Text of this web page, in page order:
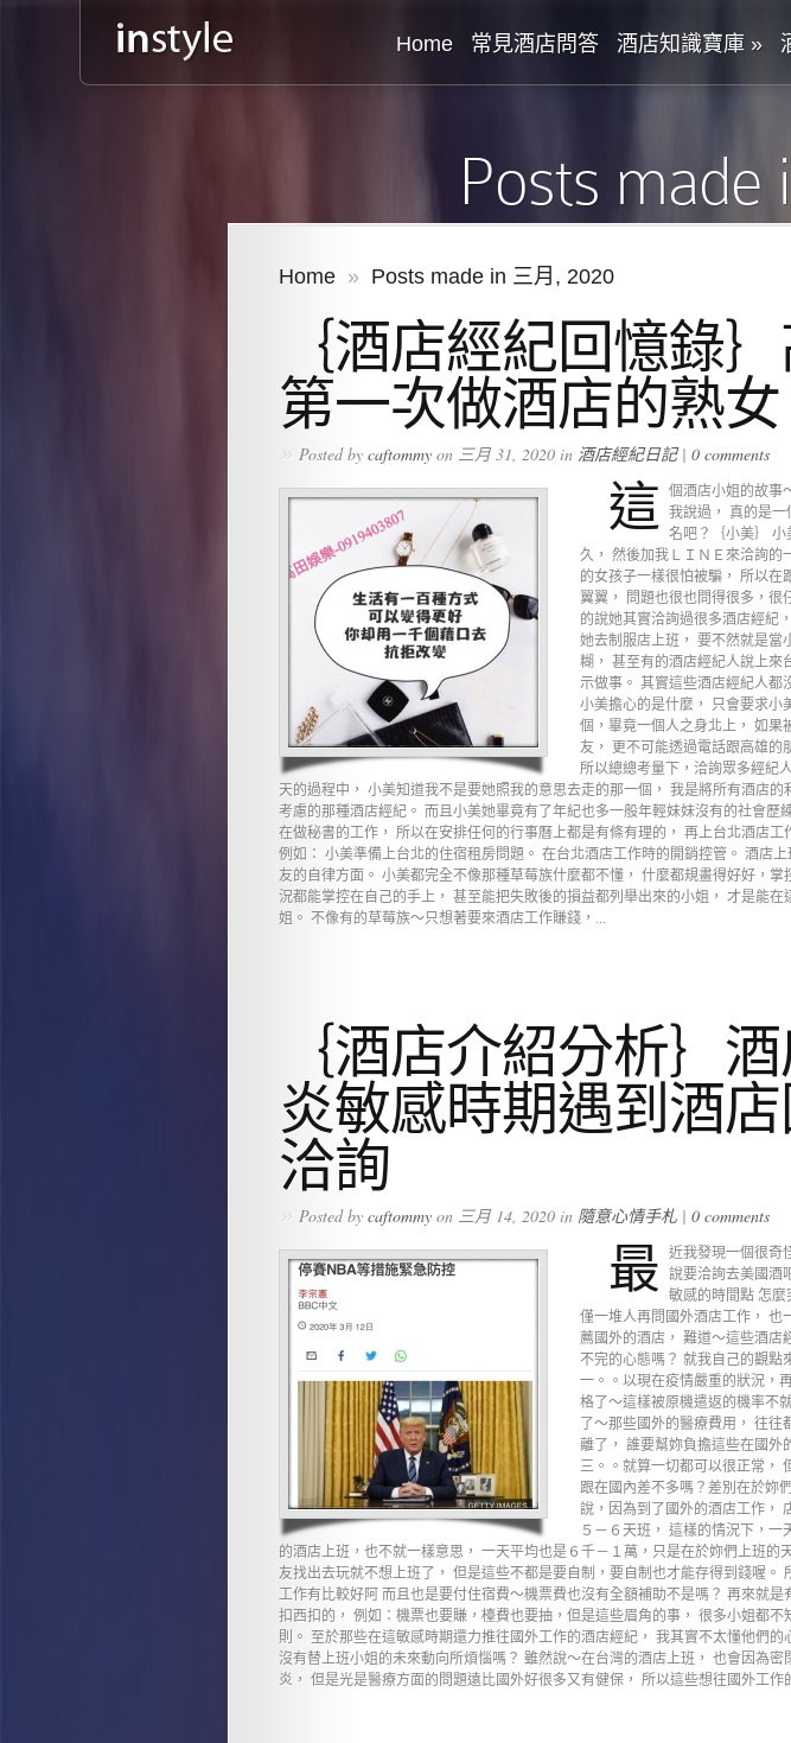
Home 常見酒店問答 酒店知識寶庫»
Posts
Home » Posts made in 三月, 2020
｛酒店經紀回憶錄
第一次做酒店的熟女
» Posted by caftommy on 三月 31, 2020 in 酒店經紀日記| 0 comments
這
個酒店小姐的故事
我說過， 真的是
名吧？｛小美｝
久， 然後加我ＬＩＮＥ來洽詢的
的女孩子一樣很怕被騙， 所以
翼翼， 問題也很也問得很多，很
的說她其實洽詢過很多酒店經紀
她去制服店上班， 要不然就是當
糊， 甚至有的酒店經紀人說上來
示做事。 其實這些酒店經紀人都
小美擔心的是什麼， 只會要求小
個，畢竟一個人之身北上， 如果
友， 更不可能透過電話跟高雄的
所以總總考量下，洽詢眾多經紀
天的過程中， 小美知道我不是要她照我的意思去走的那一個， 我是將所有酒店
考慮的那種酒店經紀。 而且小美她畢竟有了年紀也多一般年輕妹妹沒有的社會歷
在做秘書的工作， 所以在安排任何的行事曆上都是有條有理的， 再上台北酒店工
例如： 小美準備上台北的住宿租房問題。 在台北酒店工作時的開銷控管。 酒店
友的自律方面。 小美都完全不像那種草莓族什麼都不懂， 什麼都規畫得好好，
況都能掌控在自己的手上， 甚至能把失敗後的損益都列舉出來的小姐， 才是能
姐。 不像有的草莓族～只想著要來酒店工作賺錢，...
｛酒店介紹分析｝
炎敏感時期遇到酒
洽詢
» Posted by caftommy on 三月 14, 2020 in 隨意心情手札 | 0 comments
最
近我發現一個很奇
說要洽詢去美國酒
敏感的時間點 怎
僅一堆人再問國外酒店工作， 也
薦國外的酒店， 難道～這些酒店
不完的心態嗎？ 就我自己的觀點
一。。以現在疫情嚴重的狀況，
格了～這樣被原機遣返的機率不
了～那些國外的醫療費用， 往
離了， 誰要幫妳負擔這些在國外
三。。就算一切都可以很正常，
跟在國內差不多嗎？差別在於妳
說，因為到了國外的酒店工作，
５－６天班， 這樣的情況下，
的酒店上班，也不就一樣意思， 一天平均也是６千－１萬，只是在於妳們上班的
友找出去玩就不想上班了， 但是這些不都是要自制，要自制也才能存得到錢喔。
工作有比較好阿 而且也是要付住宿費～機票費也沒有全額補助不是嗎？ 再來就是
扣西扣的， 例如：機票也要賺，檯費也要抽，但是這些眉角的事， 很多小姐都不
則。 至於那些在這敏感時期還力推往國外工作的酒店經紀， 我其實不太懂他們的
沒有替上班小姐的未來動向所煩惱嗎？ 雖然說～在台灣的酒店上班， 也會因為
炎， 但是光是醫療方面的問題遠比國外好很多又有健保， 所以這些想往國外工作